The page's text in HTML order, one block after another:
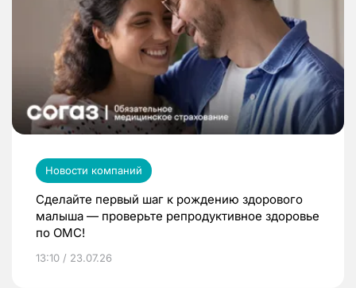
Новости компаний
Сделайте первый шаг к рождению здорового
малыша — проверьте репродуктивное здоровье
по ОМС!
13:10 / 23.07.26